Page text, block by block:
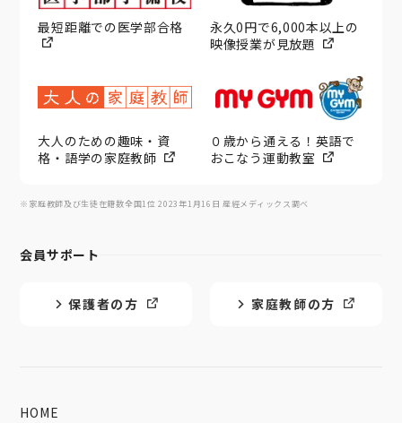
最短距離での医学部合格
永久0円で6,000本以上の
映像授業が見放題
大人のための趣味・資
格・語学の家庭教師
０歳から通える！英語で
おこなう運動教室
※家庭教師及び生徒在籍数全国1位 2023年1月16日 産經メディックス調べ
会員サポート
保護者の方 家庭教師の方
HOME